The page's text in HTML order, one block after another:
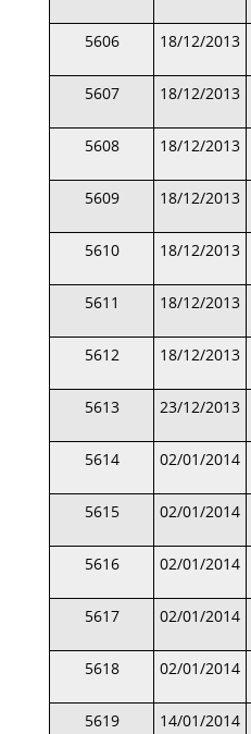
5606 18/12/2013
5607 18/12/2013
5608 18/12/2013
5609 18/12/2013
5610 18/12/2013
5611 18/12/2013
5612 18/12/2013
5613 23/12/2013
5614 02/01/2014
5615 02/01/2014
5616 02/01/2014
5617 02/01/2014
5618 02/01/2014
5619 14/01/2014